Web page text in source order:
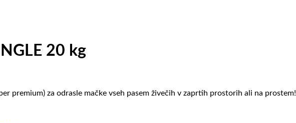
20 kg
premium) za odrasle mačke vseh pasem živečih v zaprtih prostorih ali na prostem!